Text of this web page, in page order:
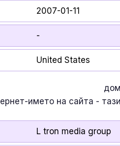
2007-01-11
-
United States
името на сайта -
L tron media group